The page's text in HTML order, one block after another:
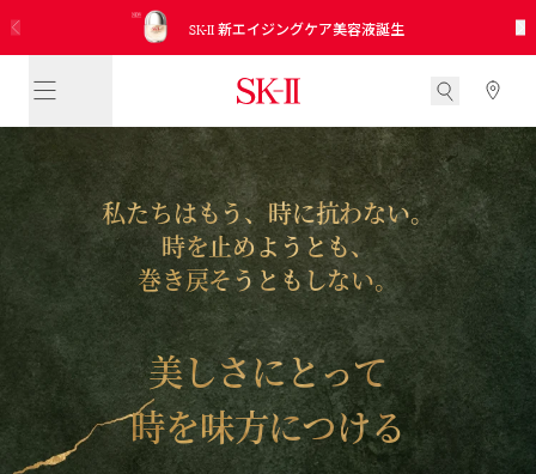
SK-II新エイジングケア美容液誕生
2026 新発売 CC プライマーミントグリーン
サンプル引き換えクーポンを入手
15分でご自身の肌年齢と美肌ゾーンを測定し、
未来に向けての適切なお手入れをアドバイス
SK-II No.1 エイジングケアクリームさらに進化
ピテラ™ ベスト コレクション
トライアル キット
SK-II日本公式インスタグラムアカウント開設！
役立つ情報を見逃さないために、今すぐフォロー
私たちはもう、時に抗わない。
時を止めようとも、
巻き戻そうともしない。
美しさにとって
時を味方につける